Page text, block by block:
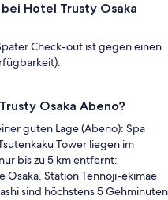
Hotel Trusty Osaka
Check-out ist gegen einen
Osaka Abeno?
guten Lage (Abeno): Spa
Tower liegen im
bis zu 5 km entfernt:
Osaka. Station Tennoji-ekimae
sind höchstens 5 Gehminuten